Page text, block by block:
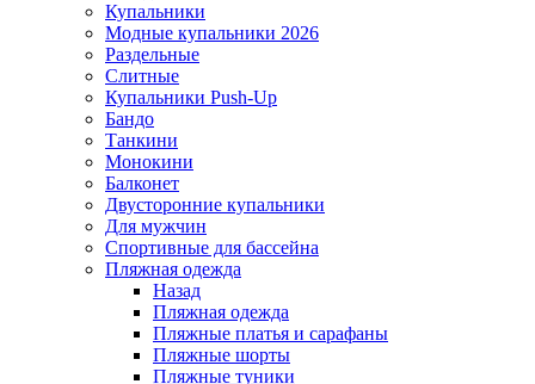
Купальники
Модные купальники 2026
Раздельные
Слитные
Купальники Push-Up
Бандо
Танкини
Монокини
Балконет
Двусторонние купальники
Для мужчин
Спортивные для бассейна
Пляжная одежда
Назад
Пляжная одежда
Пляжные платья и сарафаны
Пляжные шорты
Пляжные туники